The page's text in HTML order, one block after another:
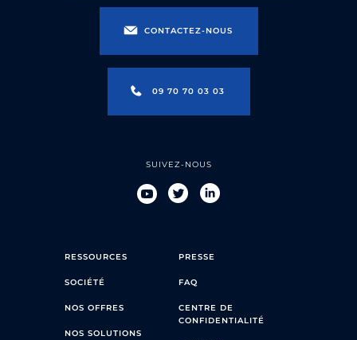
CONTACTEZ-NOUS
09 70 70 03 03
SUIVEZ-NOUS
RESSOURCES
SOCIÉTÉ
NOS OFFRES
NOS SOLUTIONS
PRESSE
FAQ
CENTRE DE
CONFIDENTIALITÉ